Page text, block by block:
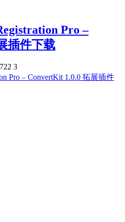
Pro –
插件下载
722 3